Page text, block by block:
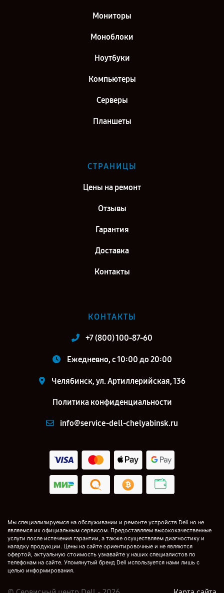
Мониторы
Моноблоки
Ноутбуки
Компьютеры
Серверы
Планшеты
СТРАНИЦЫ
Цены на ремонт
Отзывы
Гарантия
Доставка
Контакты
КОНТАКТЫ
+7 (800) 100-87-60
Ежедневно, с 10:00 до 20:00
Челябинск, ул. Артиллерийская, 136
Политика конфиденциальности
info@service-dell-chelyabinsk.ru
Мы специализируемся на обслуживании и ремонте устройств Dell но не
являемся их официальным сервисом. Предоставляем высококачественные
услуги после истечения гарантии, а также осуществляем диагностику и
наладку продукции. Цены на сайте ориентировочные и не являются
офертой, актуальную стоимость узнавайте у наших специалистов по
телефонам на сайте. Упомянутый бренд Dell используется нами лишь с
целью информирования.